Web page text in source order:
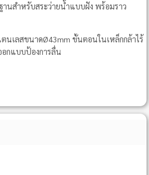
นสำหรับสระว่ายน้ำแบบฝัง พร้อมราว
นเลสขนาดØ43mm ขั้นตอนในเหล็กกล้าไร้
กแบบป้องการลื่น